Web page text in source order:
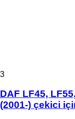
3
DAF LF45,
(2001-) çekici